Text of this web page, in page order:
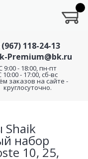
(967) 118-24-13
Premium@bk.ru
9:00 - 18:00, пн-пт
10:00 - 17:00, сб-вс
заказов на сайте -
круглосуточно.
Shaik
набор
10, 25,